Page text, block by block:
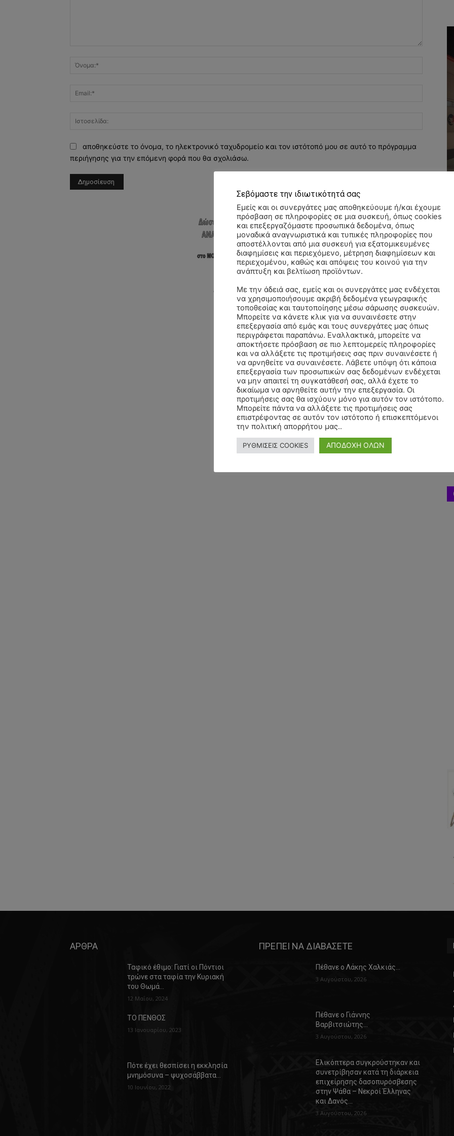
αποθηκεύστε το όνομα, το ηλεκτρονικό ταχυδρομείο και τον ιστότοπό μου σε αυτό το πρόγραμμα
περιήγησης για την επόμενη φορά που θα σχολιάσω.
ΑΡΘΡΑ
Ταφικό έθιμο: Γιατί οι Πόντιοι
τρώνε στα ταφία την Κυριακή
του Θωμά…
12 Μαΐου, 2024
ΤΟ ΠΕΝΘΟΣ
13 Ιανουαρίου, 2023
Πότε έχει θεσπίσει η εκκλησία
μνημόσυνα – ψυχοσάββατα…
10 Ιουνίου, 2022
ΠΡΕΠΕΙ ΝΑ ΔΙΑΒΑΣΕΤΕ
Πέθανε ο Λάκης Χαλκιάς…
3 Αυγούστου, 2026
Πέθανε ο Γιάννης
Βαρβιτσιώτης…
3 Αυγούστου, 2026
Ελικόπτερα συγκρούστηκαν και
συνετρίβησαν κατά τη διάρκεια
επιχείρησης δασοπυρόσβεσης
στην Ψάθα – Νεκροί Έλληνας
και Δανός…
3 Αυγούστου, 2026
Σεβόμαστε την ιδιωτικότητά σας
Εμείς και οι συνεργάτες μας αποθηκεύουμε ή/και έχουμε
πρόσβαση σε πληροφορίες σε μια συσκευή, όπως cookies
και επεξεργαζόμαστε προσωπικά δεδομένα, όπως
μοναδικά αναγνωριστικά και τυπικές πληροφορίες που
αποστέλλονται από μια συσκευή για εξατομικευμένες
διαφημίσεις και περιεχόμενο, μέτρηση διαφημίσεων και
περιεχομένου, καθώς και απόψεις του κοινού για την
ανάπτυξη και βελτίωση προϊόντων.
Με την άδειά σας, εμείς και οι συνεργάτες μας ενδέχεται
να χρησιμοποιήσουμε ακριβή δεδομένα γεωγραφικής
τοποθεσίας και ταυτοποίησης μέσω σάρωσης συσκευών.
Μπορείτε να κάνετε κλικ για να συναινέσετε στην
επεξεργασία από εμάς και τους συνεργάτες μας όπως
περιγράφεται παραπάνω. Εναλλακτικά, μπορείτε να
αποκτήσετε πρόσβαση σε πιο λεπτομερείς πληροφορίες
και να αλλάξετε τις προτιμήσεις σας πριν συναινέσετε ή
να αρνηθείτε να συναινέσετε. Λάβετε υπόψη ότι κάποια
επεξεργασία των προσωπικών σας δεδομένων ενδέχεται
να μην απαιτεί τη συγκατάθεσή σας, αλλά έχετε το
δικαίωμα να αρνηθείτε αυτήν την επεξεργασία. Οι
προτιμήσεις σας θα ισχύουν μόνο για αυτόν τον ιστότοπο.
Μπορείτε πάντα να αλλάξετε τις προτιμήσεις σας
επιστρέφοντας σε αυτόν τον ιστότοπο ή επισκεπτόμενοι
την πολιτική απορρήτου μας..
ΡΥΘΜΙΣΕΙΣ COOKIES ΑΠΟΔΟΧΗ ΟΛΩΝ